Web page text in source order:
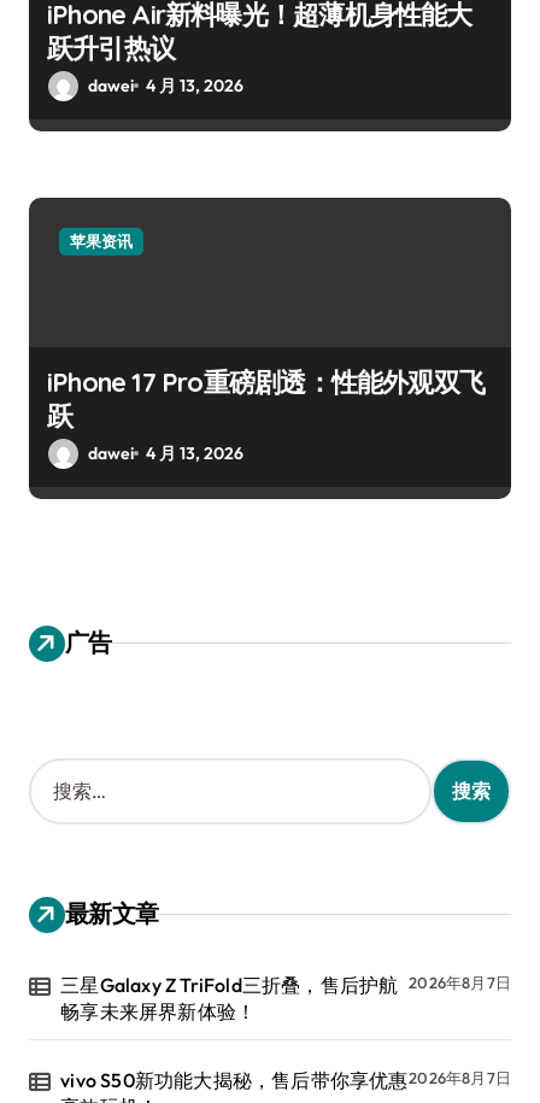
iPhone Air新料曝光！超薄机身性能大
跃升引热议
dawei 4 月 13, 2026
苹果资讯
iPhone 17 Pro重磅剧透：性能外观双飞
跃
dawei 4 月 13, 2026
广告
搜
索
：
最新文章
三星Galaxy Z TriFold三折叠，售后护航
畅享未来屏界新体验！
2026年8月7日
vivo S50新功能大揭秘，售后带你享优惠2026年8月7日